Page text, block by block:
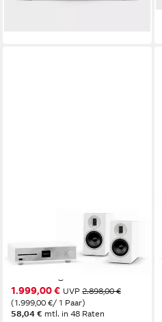
Sonoro MAESTRO +
ORCHESTRA GEN.2 -
Advanced Bundle
1.999,00 € UVP 2.898,00 €
(1.999,00 €/ 1 Paar)
58,04 € mtl. in 48 Raten